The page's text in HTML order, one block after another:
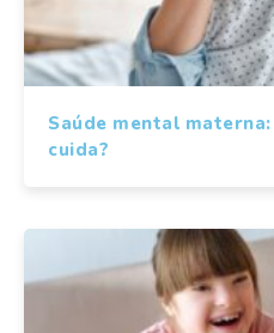
Saúde mental
cuida?